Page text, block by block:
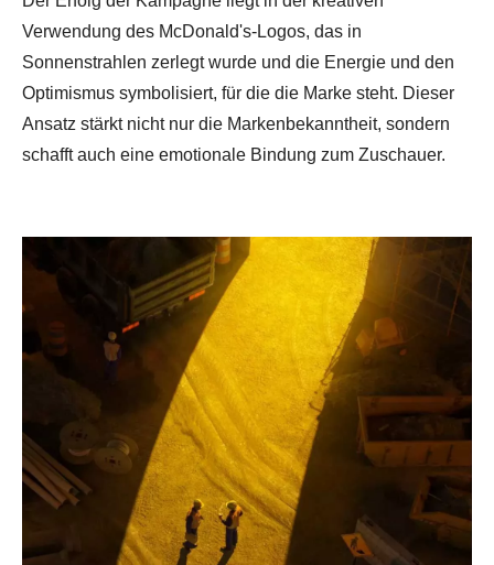
Verwendung des McDonald's-Logos, das in
Sonnenstrahlen zerlegt wurde und die Energie und den
Optimismus symbolisiert, für die die Marke steht. Dieser
Ansatz stärkt nicht nur die Markenbekanntheit, sondern
schafft auch eine emotionale Bindung zum Zuschauer.